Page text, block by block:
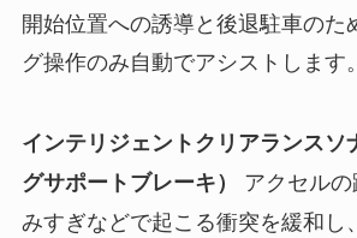
開始位置への誘導と後退駐車のた
グ操作のみ自動でアシストします。
インテリジェントクリアランスソ
グサポートブレーキ） アクセル
みすぎなどで起こる衝突を緩和し